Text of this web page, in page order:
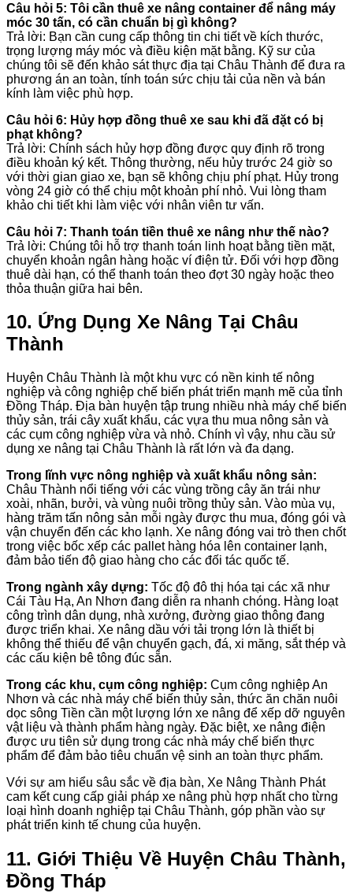
Câu hỏi 5: Tôi cần thuê xe nâng container để nâng máy
móc 30 tấn, có cần chuẩn bị gì không?
Trả lời: Bạn cần cung cấp thông tin chi tiết về kích thước,
trọng lượng máy móc và điều kiện mặt bằng. Kỹ sư của
chúng tôi sẽ đến khảo sát thực địa tại Châu Thành để đưa ra
phương án an toàn, tính toán sức chịu tải của nền và bán
kính làm việc phù hợp.
Câu hỏi 6: Hủy hợp đồng thuê xe sau khi đã đặt có bị
phạt không?
Trả lời: Chính sách hủy hợp đồng được quy định rõ trong
điều khoản ký kết. Thông thường, nếu hủy trước 24 giờ so
với thời gian giao xe, bạn sẽ không chịu phí phạt. Hủy trong
vòng 24 giờ có thể chịu một khoản phí nhỏ. Vui lòng tham
khảo chi tiết khi làm việc với nhân viên tư vấn.
Câu hỏi 7: Thanh toán tiền thuê xe nâng như thế nào?
Trả lời: Chúng tôi hỗ trợ thanh toán linh hoạt bằng tiền mặt,
chuyển khoản ngân hàng hoặc ví điện tử. Đối với hợp đồng
thuê dài hạn, có thể thanh toán theo đợt 30 ngày hoặc theo
thỏa thuận giữa hai bên.
10. Ứng Dụng Xe Nâng Tại Châu
Thành
Huyện Châu Thành là một khu vực có nền kinh tế nông
nghiệp và công nghiệp chế biến phát triển mạnh mẽ của tỉnh
Đồng Tháp. Địa bàn huyện tập trung nhiều nhà máy chế biến
thủy sản, trái cây xuất khẩu, các vựa thu mua nông sản và
các cụm công nghiệp vừa và nhỏ. Chính vì vậy, nhu cầu sử
dụng xe nâng tại Châu Thành là rất lớn và đa dạng.
Trong lĩnh vực nông nghiệp và xuất khẩu nông sản:
Châu Thành nổi tiếng với các vùng trồng cây ăn trái như
xoài, nhãn, bưởi, và vùng nuôi trồng thủy sản. Vào mùa vụ,
hàng trăm tấn nông sản mỗi ngày được thu mua, đóng gói và
vận chuyển đến các kho lạnh. Xe nâng đóng vai trò then chốt
trong việc bốc xếp các pallet hàng hóa lên container lạnh,
đảm bảo tiến độ giao hàng cho các đối tác quốc tế.
Trong ngành xây dựng: Tốc độ đô thị hóa tại các xã như
Cái Tàu Hạ, An Nhơn đang diễn ra nhanh chóng. Hàng loạt
công trình dân dụng, nhà xưởng, đường giao thông đang
được triển khai. Xe nâng dầu với tải trọng lớn là thiết bị
không thể thiếu để vận chuyển gạch, đá, xi măng, sắt thép và
các cấu kiện bê tông đúc sẵn.
Trong các khu, cụm công nghiệp: Cụm công nghiệp An
Nhơn và các nhà máy chế biến thủy sản, thức ăn chăn nuôi
dọc sông Tiền cần một lượng lớn xe nâng để xếp dỡ nguyên
vật liệu và thành phẩm hàng ngày. Đặc biệt, xe nâng điện
được ưu tiên sử dụng trong các nhà máy chế biến thực
phẩm để đảm bảo tiêu chuẩn vệ sinh an toàn thực phẩm.
Với sự am hiểu sâu sắc về địa bàn, Xe Nâng Thành Phát
cam kết cung cấp giải pháp xe nâng phù hợp nhất cho từng
loại hình doanh nghiệp tại Châu Thành, góp phần vào sự
phát triển kinh tế chung của huyện.
11. Giới Thiệu Về Huyện Châu Thành,
Đồng Tháp